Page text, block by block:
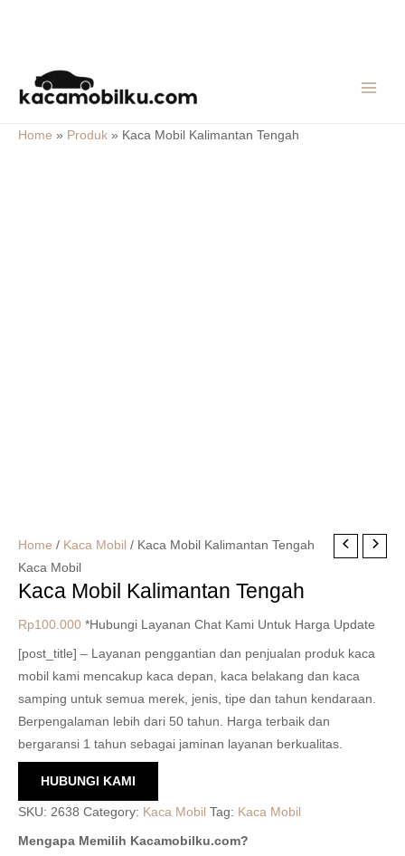
content
Home » Produk » Kaca Mobil Kalimantan Tengah
Home / Kaca Mobil / Kaca Mobil Kalimantan Tengah
Kaca Mobil
Kaca Mobil Kalimantan Tengah
Rp100.000 *Hubungi Layanan Chat Kami Untuk Harga Update
[post_title] – Layanan penggantian dan penjualan produk kaca
mobil kami mencakup kaca depan, kaca belakang dan kaca
samping untuk semua merek, jenis, tipe dan tahun kendaraan.
Berpengalaman lebih dari 50 tahun. Harga terbaik dan
bergaransi 1 tahun sebagai jaminan layanan berkualitas.
HUBUNGI KAMI
SKU: 2638 Category: Kaca Mobil Tag: Kaca Mobil
Mengapa Memilih Kacamobilku.com?